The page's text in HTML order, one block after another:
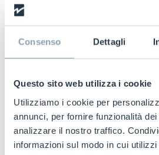
Consenso Dettagli
Questo sito web utilizza i cookie
Utilizziamo i cookie per
annunci, per fornire funzionalità
analizzare il nostro traffico.
informazioni sul modo in cui
"Siamo entusiasti di
nuova antenna NS42:
chiedevano da un po'
sviluppare una
che con lo stesso
stesse capacità di